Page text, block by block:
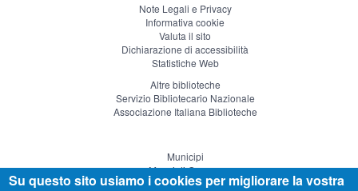
Note Legali e Privacy
Informativa cookie
Valuta il sito
Dichiarazione di accessibilità
Statistiche Web
Altre biblioteche
Servizio Bibliotecario Nazionale
Associazione Italiana Biblioteche
Municipi
Musei di Genova
Genova Teatro
Su questo sito usiamo i cookies per migliorare la vostra